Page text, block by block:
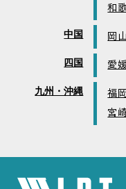
和
中国 岡山
四国 愛
九州・沖縄 福岡
宮